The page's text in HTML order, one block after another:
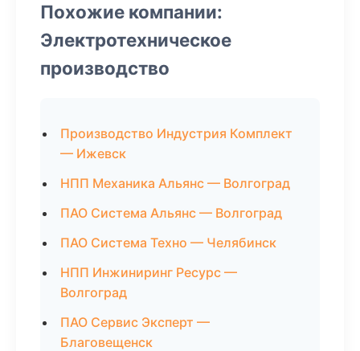
Похожие компании:
Электротехническое
производство
Производство Индустрия Комплект
— Ижевск
НПП Механика Альянс — Волгоград
ПАО Система Альянс — Волгоград
ПАО Система Техно — Челябинск
НПП Инжиниринг Ресурс —
Волгоград
ПАО Сервис Эксперт —
Благовещенск